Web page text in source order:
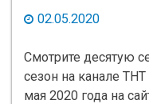
02.05.2020
Смотрите десятую
сезон на канале
мая 2020 года на